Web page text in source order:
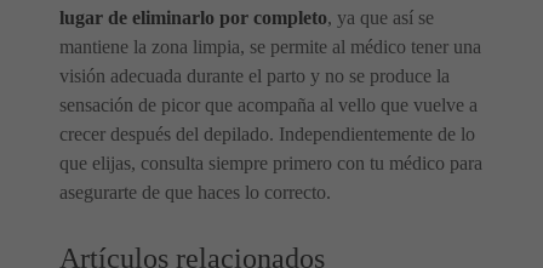
lugar de eliminarlo por completo, ya que así se
mantiene la zona limpia, se permite al médico tener una
visión adecuada durante el parto y no se produce la
sensación de picor que acompaña al vello que vuelve a
crecer después del depilado. Independientemente de lo
que elijas, consulta siempre primero con tu médico para
asegurarte de que haces lo correcto.
Artículos relacionados